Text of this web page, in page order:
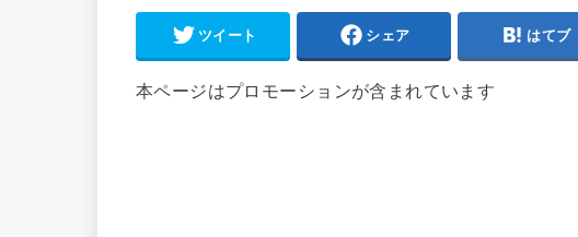
ツイート シェア はてブ
本ページはプロモーションが含まれています